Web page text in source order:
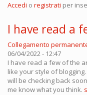
Accedi o registrati per
I have read a
Collegamento
06/04/2022 - 12:47
I have read a few of the
like your style of
will be checking back
me know what you think.